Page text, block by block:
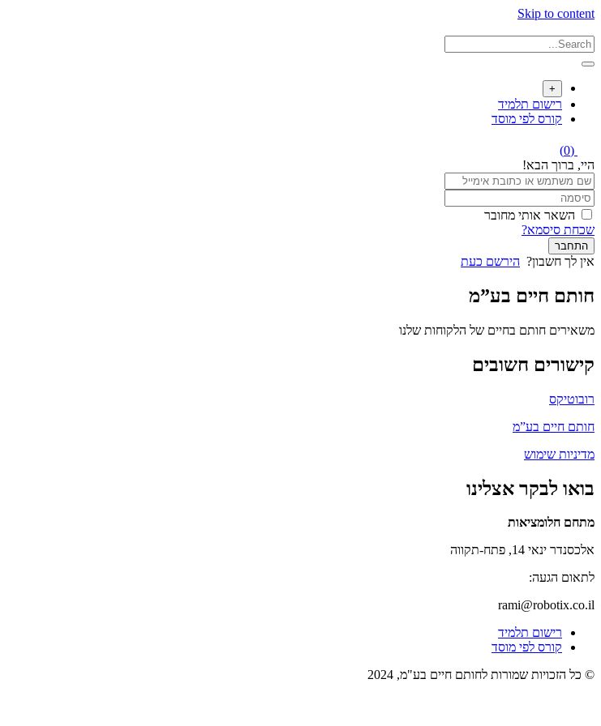
Skip to content
+
רישום תלמיד
קורס לפי מוסד
(0)
היי, ברוך הבא!
השאר אותי מחובר
שכחת סיסמא?
התחבר
אין לך חשבון? הירשם כעת
חותם חיים בע”מ
משאירים חותם בחיים של הלקוחות שלנו
קישורים חשובים
רובוטיקס
חותם חיים בע”מ
מדיניות שימוש
בואו לבקר אצלינו
מתחם חלומציאות
אלכסנדר ינאי 14, פתח-תקווה
לתאום הגעה:
rami@robotix.co.il
רישום תלמיד
קורס לפי מוסד
© כל הזכויות שמורות לחותם חיים בע"מ, 2024